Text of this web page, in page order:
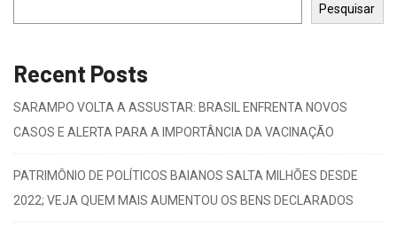
Pesquisar
Recent Posts
SARAMPO VOLTA A ASSUSTAR: BRASIL ENFRENTA NOVOS
CASOS E ALERTA PARA A IMPORTÂNCIA DA VACINAÇÃO
PATRIMÔNIO DE POLÍTICOS BAIANOS SALTA MILHÕES DESDE
2022; VEJA QUEM MAIS AUMENTOU OS BENS DECLARADOS